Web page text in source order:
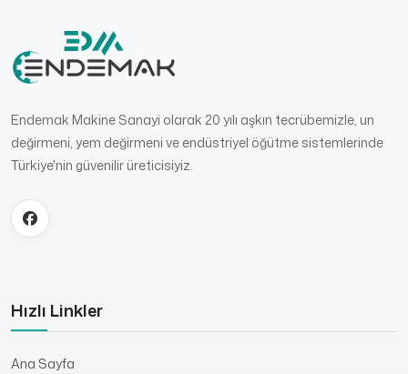
Endemak Makine Sanayi olarak 20 yılı aşkın tecrübemizle, un
değirmeni, yem değirmeni ve endüstriyel öğütme sistemlerinde
Türkiye'nin güvenilir üreticisiyiz.
Hızlı Linkler
Ana Sayfa